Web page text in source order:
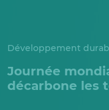
Développement
Journée
décarbone les